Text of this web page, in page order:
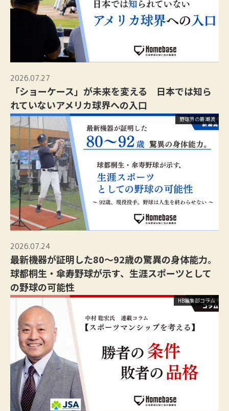
2026.07.27
「ショーケース」が未来を変える 日本では知ら
れていないアメリカ球界への入口
野球界の新潮流
2026.07.24
最新機器が証明した80〜92歳の驚異の身体能力。
球都桐生・傘寿野球が示す、生涯スポーツとして
の野球の可能性
HB編集部コラム